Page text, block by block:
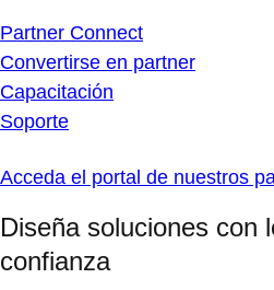
Partner Connect
Convertirse en partner
Capacitación
Soporte
Acceda el portal de nuestros
Diseña soluciones con
confianza